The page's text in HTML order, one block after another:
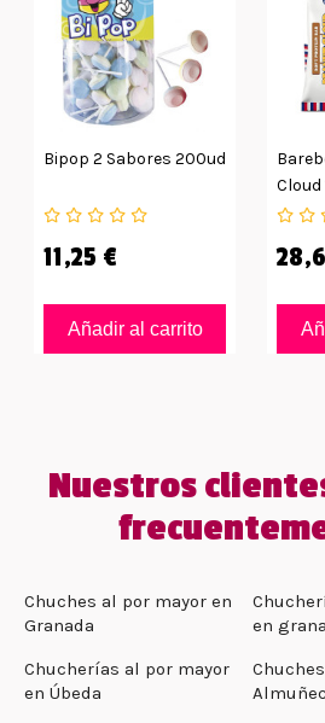
Bipop 2 Sabores 200ud
11,25 €
Añadir al carrito
Cloud
Nuestros
Chuches al por mayor en
Granada
en
Chucherías al por mayor
en Úbeda